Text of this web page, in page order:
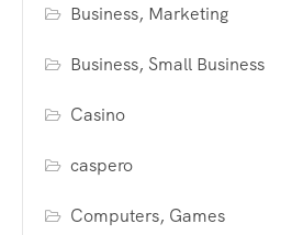
Business, Marketing
Business, Small Business
Casino
caspero
Computers, Games